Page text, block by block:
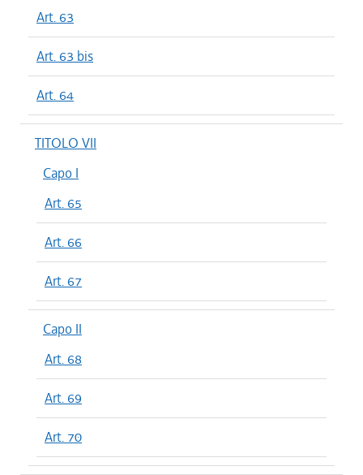
Art. 63
Art. 63 bis
Art. 64
TITOLO VII
Capo I
Art. 65
Art. 66
Art. 67
Capo II
Art. 68
Art. 69
Art. 70